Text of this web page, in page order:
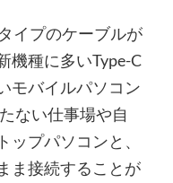
イプのケーブルが
機種に多いType-C
モバイルパソコン
ない仕事場や自
プパソコンと、
ま接続することが